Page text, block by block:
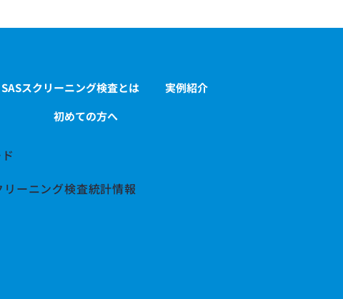
師の谷
～（テ
SASスクリーニング検査とは
実例紹介
初めての方へ
リーニング検査統計情報